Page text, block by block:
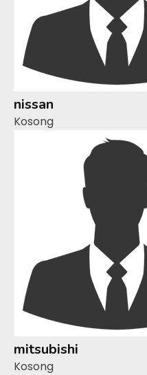
nissan
Kosong
mitsubishi
Kosong